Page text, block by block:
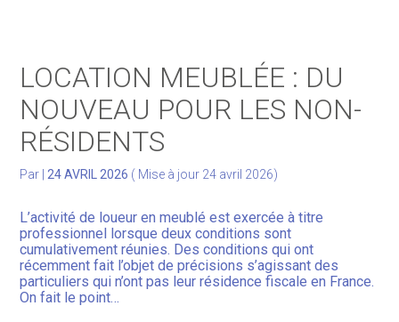
Gérer votre patrimoine
Facturation Électronique
LOCATION MEUBLÉE : DU
NOUVEAU POUR LES NON-
RÉSIDENTS
Par 24 AVRIL 2026 ( Mise à jour 24 avril 2026)
L’activité de loueur en meublé est exercée à titre
professionnel lorsque deux conditions sont
cumulativement réunies. Des conditions qui ont
récemment fait l’objet de précisions s’agissant des
particuliers qui n’ont pas leur résidence fiscale en France.
On fait le point…